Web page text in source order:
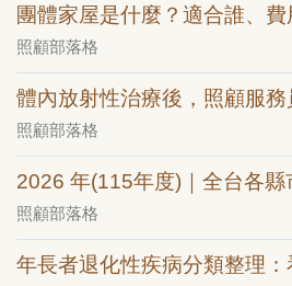
團體家屋是什麼？適合誰、
照顧部落格
體內放射性治療後，照顧服務
照顧部落格
2026 年(115年度)｜全台各
照顧部落格
年長者退化性疾病分類整理